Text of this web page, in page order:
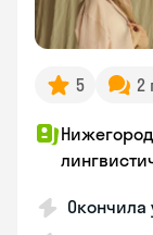
5 2
Окончила